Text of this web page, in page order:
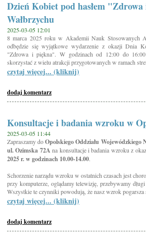
Dzień Kobiet pod hasłem
Wałbrzychu
2025-03-05 12:01
8 marca 2025 roku w Akademii Nauk Stosowanych
odbędzie się wyjątkowe wydarzenie z okazji Dnia
"Zdrowa i piękna". W godzinach od 12:00 do 16:00
skorzystać z wielu atrakcji przygotowanych w ramach
czytaj więcej... (kliknij)
dodaj komentarz
Konsultacje i badania wzroku w
2025-03-05 11:44
Zapraszamy doOpolskiego Oddziału
ul. Ozimska 72A na konsultacje i badania wzroku z
2025 r. w godzinach 10.00-14.00.
Schorzenie narządu wzroku w ostatnich czasach jest
przy komputerze, oglądamy telewizję, przebywamy
Wszystkie te czynniki powodują, że nasz wzrok pogarsza
czytaj więcej... (kliknij)
dodaj komentarz